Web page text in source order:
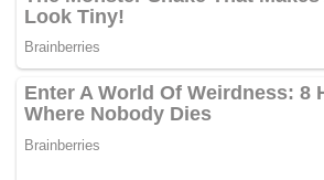
Wong Soon Koh keluar daripada SUPP
menubuhkan UPP benar-benar
lagi ketika itu PRU13 baharu berakhir
negeri Sarawak ke-11 (PRN11) pula